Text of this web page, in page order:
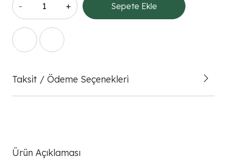
- + Sepete Ekle
Taksit / Ödeme Seçenekleri
Ürün Açıklaması